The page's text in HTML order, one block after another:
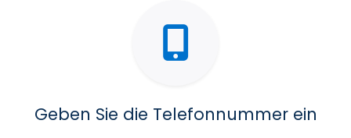
Geben Sie die Telefonnummer ein